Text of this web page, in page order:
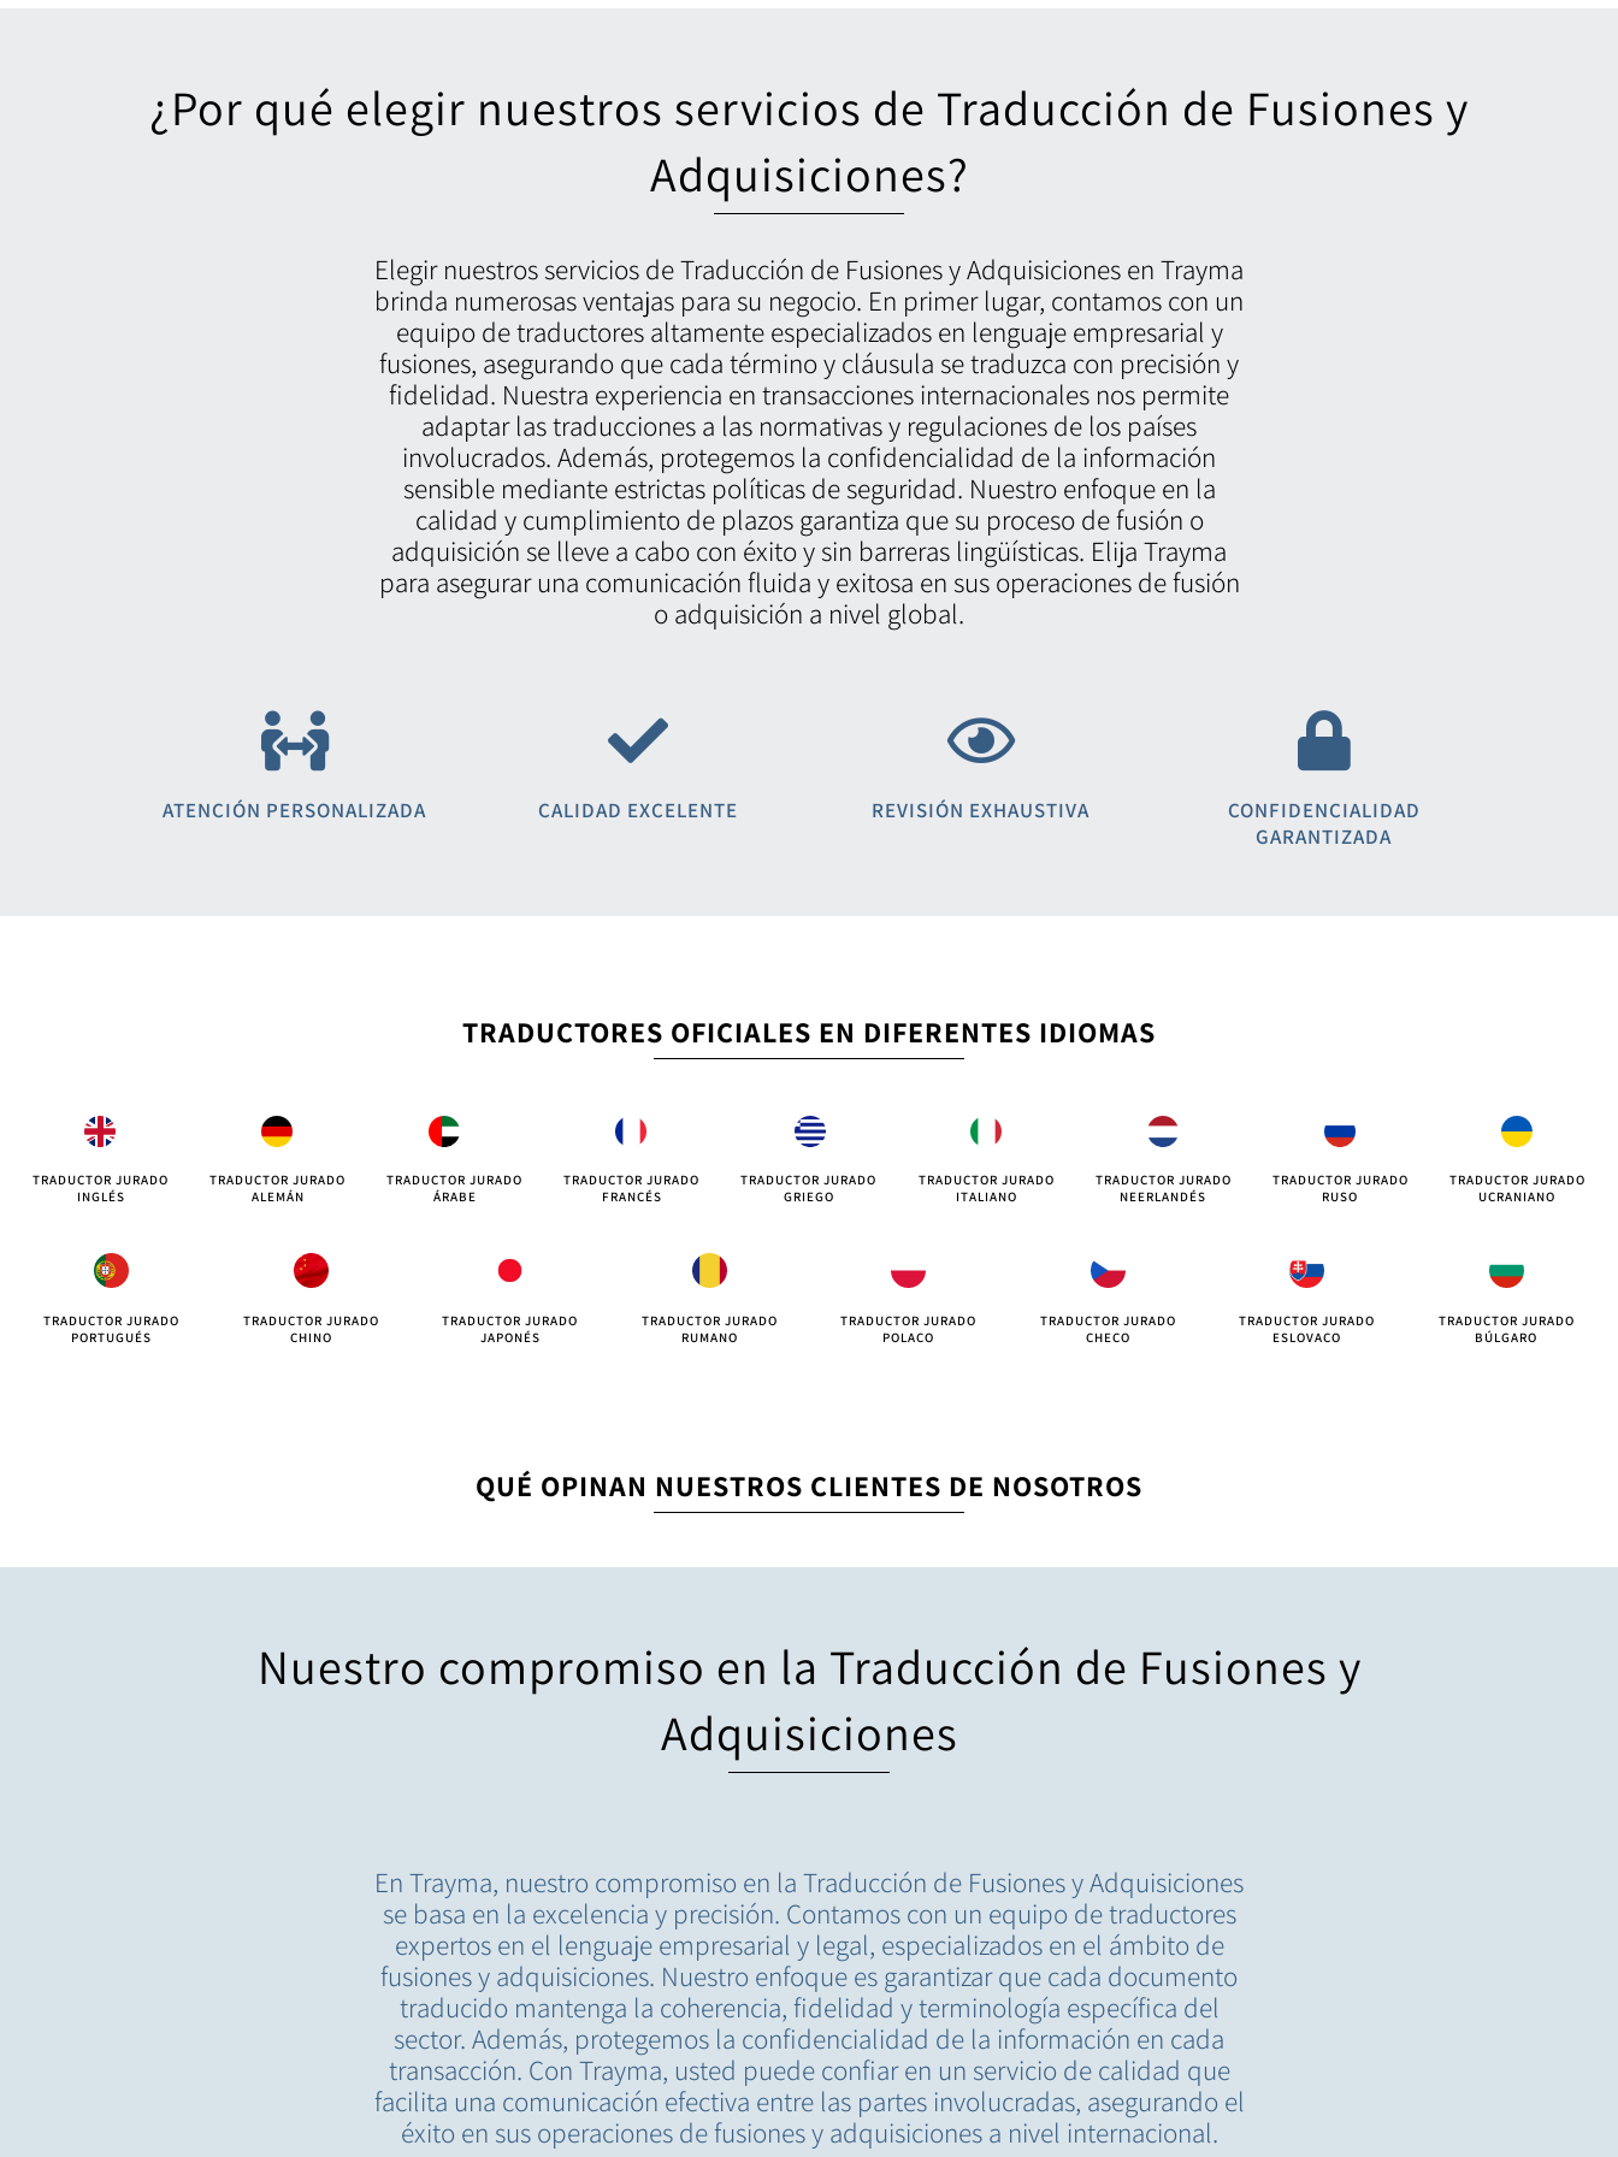
¿Por qué elegir nuestros servicios de Traducción de Fusiones y
Adquisiciones?
Elegir nuestros servicios de Traducción de Fusiones y Adquisiciones en Trayma
brinda numerosas ventajas para su negocio. En primer lugar, contamos con un
equipo de traductores altamente especializados en lenguaje empresarial y
fusiones, asegurando que cada término y cláusula se traduzca con precisión y
fidelidad. Nuestra experiencia en transacciones internacionales nos permite
adaptar las traducciones a las normativas y regulaciones de los países
involucrados. Además, protegemos la confidencialidad de la información
sensible mediante estrictas políticas de seguridad. Nuestro enfoque en la
calidad y cumplimiento de plazos garantiza que su proceso de fusión o
adquisición se lleve a cabo con éxito y sin barreras lingüísticas. Elija Trayma
para asegurar una comunicación fluida y exitosa en sus operaciones de fusión
o adquisición a nivel global.
ATENCIÓN PERSONALIZADA CALIDAD EXCELENTE REVISIÓN EXHAUSTIVA
CONFIDENCIALIDAD
GARANTIZADA
TRADUCTORES OFICIALES EN DIFERENTES IDIOMAS
TRADUCTOR JURADO
INGLÉS
TRADUCTOR JURADO
ALEMÁN
TRADUCTOR JURADO
ÁRABE
TRADUCTOR JURADO
FRANCÉS
TRADUCTOR JURADO
GRIEGO
TRADUCTOR JURADO
ITALIANO
TRADUCTOR JURADO
NEERLANDÉS
TRADUCTOR JURADO
RUSO
TRADUCTOR JURADO
UCRANIANO
TRADUCTOR JURADO
PORTUGUÉS
TRADUCTOR JURADO
CHINO
TRADUCTOR JURADO
JAPONÉS
TRADUCTOR JURADO
RUMANO
TRADUCTOR JURADO
POLACO
TRADUCTOR JURADO
CHECO
TRADUCTOR JURADO
ESLOVACO
TRADUCTOR JURADO
BÚLGARO
QUÉ OPINAN NUESTROS CLIENTES DE NOSOTROS
Nuestro compromiso en la Traducción de Fusiones y
Adquisiciones
En Trayma, nuestro compromiso en la Traducción de Fusiones y Adquisiciones
se basa en la excelencia y precisión. Contamos con un equipo de traductores
expertos en el lenguaje empresarial y legal, especializados en el ámbito de
fusiones y adquisiciones. Nuestro enfoque es garantizar que cada documento
traducido mantenga la coherencia, fidelidad y terminología específica del
sector. Además, protegemos la confidencialidad de la información en cada
transacción. Con Trayma, usted puede confiar en un servicio de calidad que
facilita una comunicación efectiva entre las partes involucradas, asegurando el
éxito en sus operaciones de fusiones y adquisiciones a nivel internacional.